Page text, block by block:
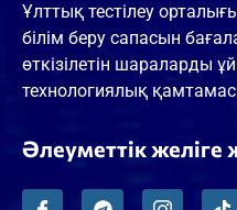
Ұлттық тестілеу
білім беру сапасын
өткізілетін шараларды
технологиялық
Әлеуметтік желіге